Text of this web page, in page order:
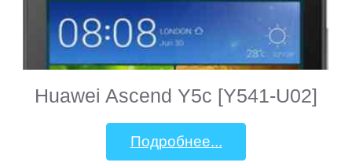
Huawei Ascend Y5c [Y541-U02]
Подробнее...